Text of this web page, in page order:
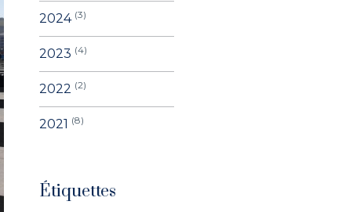
2024 (3)
2023 (4)
2022 (2)
2021 (8)
Étiquettes